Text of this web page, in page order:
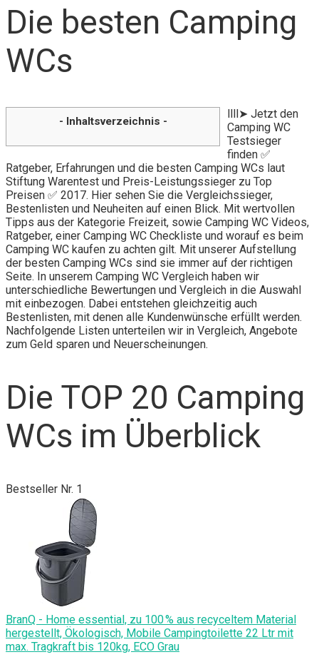
Die besten Camping
WCs
- Inhaltsverzeichnis -
llll➤ Jetzt den
Camping WC
Testsieger
finden ✅
Ratgeber, Erfahrungen und die besten Camping WCs laut
Stiftung Warentest und Preis-Leistungssieger zu Top
Preisen ✅ 2017. Hier sehen Sie die Vergleichssieger,
Bestenlisten und Neuheiten auf einen Blick. Mit wertvollen
Tipps aus der Kategorie Freizeit, sowie Camping WC Videos,
Ratgeber, einer Camping WC Checkliste und worauf es beim
Camping WC kaufen zu achten gilt. Mit unserer Aufstellung
der besten Camping WCs sind sie immer auf der richtigen
Seite. In unserem Camping WC Vergleich haben wir
unterschiedliche Bewertungen und Vergleich in die Auswahl
mit einbezogen. Dabei entstehen gleichzeitig auch
Bestenlisten, mit denen alle Kundenwünsche erfüllt werden.
Nachfolgende Listen unterteilen wir in Vergleich, Angebote
zum Geld sparen und Neuerscheinungen.
Die TOP 20 Camping
WCs im Überblick
Bestseller Nr. 1
BranQ - Home essential, zu 100 % aus recyceltem Material
hergestellt, Ökologisch, Mobile Campingtoilette 22 Ltr mit
max. Tragkraft bis 120kg, ECO Grau